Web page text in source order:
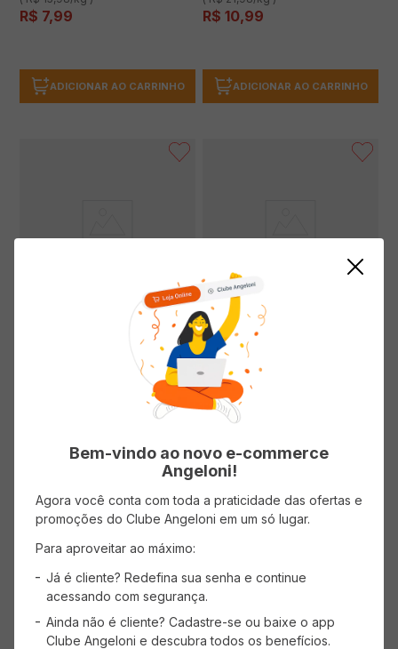
R$ 7,99
ADICIONAR AO CARRINHO
R$ 10,99
ADICIONAR AO CARRINHO
Ervilha VEGGERS Congelada
(0 avaliações)
AVISE-ME
Milho VEGGERS Congelado 500g
AVISE-ME
Mostrando 1 -4 de4produtos
Bem-vindo ao novo e-commerce
Angeloni!
Agora você conta com toda a praticidade das ofertas e
promoções do Clube Angeloni em um só lugar.
Para aproveitar ao máximo:
Já é cliente? Redefina sua senha e continue
acessando com segurança.
Ainda não é cliente? Cadastre-se ou baixe o app
Clube Angeloni e descubra todos os benefícios.